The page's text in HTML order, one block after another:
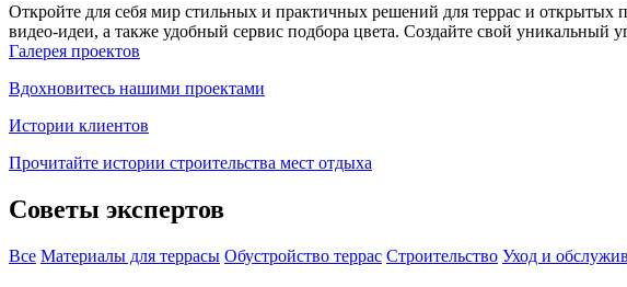
Откройте для себя мир стильных и практичных решений для террас и
видео-идеи, а также удобный сервис подбора цвета. Создайте свой
Галерея проектов
Вдохновитесь нашими проектами
Истории клиентов
Прочитайте истории строительства мест отдыха
Советы экспертов
Все Материалы для террасы Обустройство террас Строительство Уход и